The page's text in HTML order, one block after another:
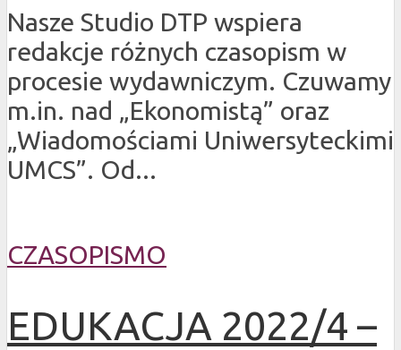
Nasze Studio DTP wspiera
redakcje różnych czasopism w
procesie wydawniczym. Czuwamy
m.in. nad „Ekonomistą” oraz
„Wiadomościami Uniwersyteckimi
UMCS”. Od...
CZASOPISMO
EDUKACJA 2022/4 –